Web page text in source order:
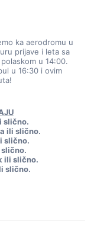
ka aerodromu u
prijave i leta sa
u 14:00.
u 16:30 i ovim
slično.
ili slično.
slično.
ili slično.
slično.